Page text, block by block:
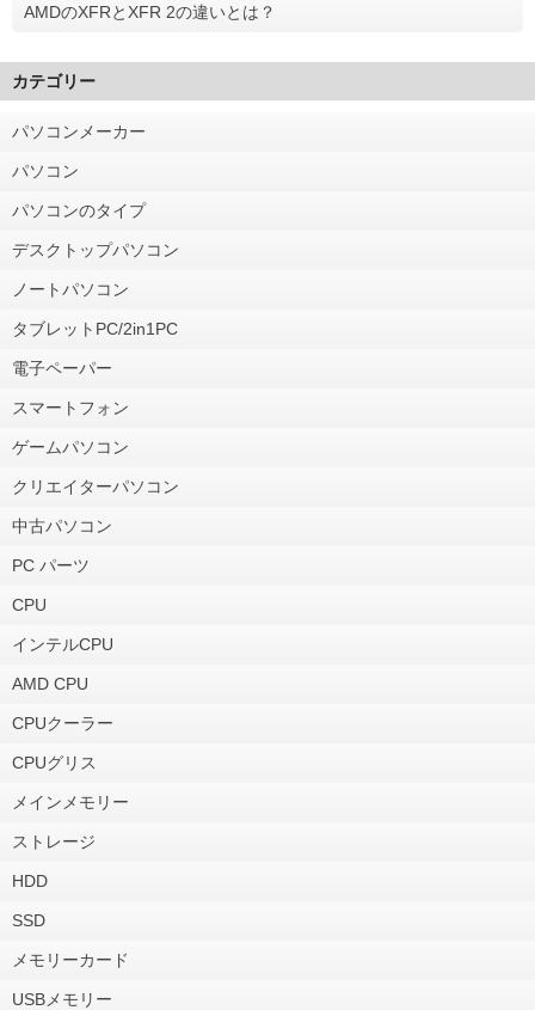
AMDのXFRとXFR 2の違いとは？
カテゴリー
パソコンメーカー
パソコン
パソコンのタイプ
デスクトップパソコン
ノートパソコン
タブレットPC/2in1PC
電子ペーパー
スマートフォン
ゲームパソコン
クリエイターパソコン
中古パソコン
PC パーツ
CPU
インテルCPU
AMD CPU
CPUクーラー
CPUグリス
メインメモリー
ストレージ
HDD
SSD
メモリーカード
USBメモリー